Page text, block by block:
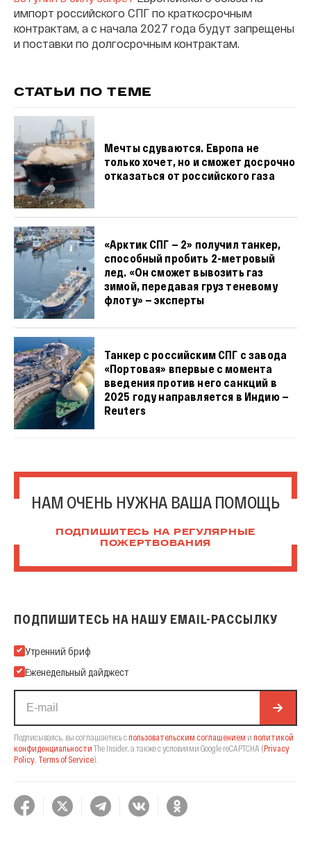
импорт российского СПГ по краткосрочным
контрактам, а с начала 2027 года будут запрещены
и поставки по долгосрочным контрактам.
СТАТЬИ ПО ТЕМЕ
Мечты сдуваются. Европа не
только хочет, но и сможет досрочно
отказаться от российского газа
«Арктик СПГ — 2» получил танкер,
способный пробить 2-метровый
лед. «Он сможет вывозить газ
зимой, передавая груз теневому
флоту» — эксперты
Танкер с российским СПГ с завода
«Портовая» впервые с момента
введения против него санкций в
2025 году направляется в Индию —
Reuters
НАМ ОЧЕНЬ НУЖНА ВАША ПОМОЩЬ
ПОДПИШИТЕСЬ НА РЕГУЛЯРНЫЕ
ПОЖЕРТВОВАНИЯ
ПОДПИШИТЕСЬ НА НАШУ EMAIL-РАССЫЛКУ
Подпишитесь на нашу Email-рассылку
Утренний бриф
Еженедельный дайджест
Подписываясь, вы соглашаетесь спользовательским соглашением и политикой
конфиденциальности The Insider, а также с условиями Google reCAPTCHA (Privacy
Policy Terms of Service).